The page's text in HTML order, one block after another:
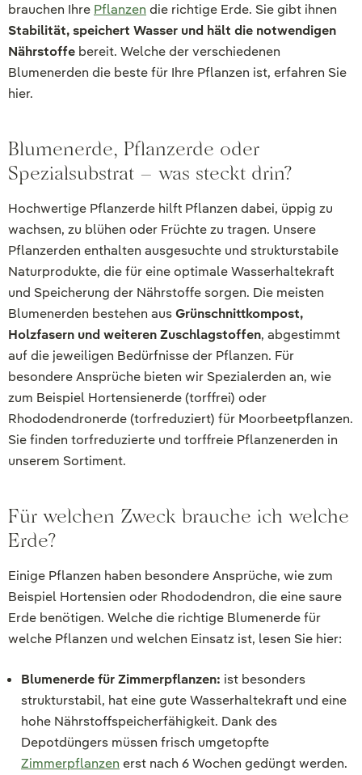
brauchen Ihre Pflanzen die richtige Erde. Sie gibt ihnen
Stabilität, speichert Wasser und hält die notwendigen
Nährstoffe bereit. Welche der verschiedenen
Blumenerden die beste für Ihre Pflanzen ist, erfahren Sie
hier.
Blumenerde, Pflanzerde oder
Spezialsubstrat – was steckt drin?
Hochwertige Pflanzerde hilft Pflanzen dabei, üppig zu
wachsen, zu blühen oder Früchte zu tragen. Unsere
Pflanzerden enthalten ausgesuchte und strukturstabile
Naturprodukte, die für eine optimale Wasserhaltekraft
und Speicherung der Nährstoffe sorgen. Die meisten
Blumenerden bestehen ausGrünschnittkompost,
Holzfasern und weiteren Zuschlagstoffen, abgestimmt
auf die jeweiligen Bedürfnisse der Pflanzen. Für
besondere Ansprüche bieten wir Spezialerden an, wie
zum Beispiel Hortensienerde (torffrei) oder
Rhododendronerde (torfreduziert) für Moorbeetpflanzen.
Sie finden torfreduzierte und torffreie Pflanzenerden in
unserem Sortiment.
Für welchen Zweck brauche ich welche
Erde?
Einige Pflanzen haben besondere Ansprüche, wie zum
Beispiel Hortensien oder Rhododendron, die eine saure
Erde benötigen. Welche die richtige Blumenerde für
welche Pflanzen und welchen Einsatz ist, lesen Sie hier:
Blumenerde für Zimmerpflanzen: ist besonders
strukturstabil, hat eine gute Wasserhaltekraft und eine
hohe Nährstoffspeicherfähigkeit. Dank des
Depotdüngers müssen frisch umgetopfte
Zimmerpflanzen erst nach 6 Wochen gedüngt werden.